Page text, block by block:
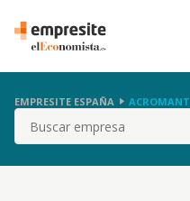
EMPRESITE ESPAÑA
Buscar